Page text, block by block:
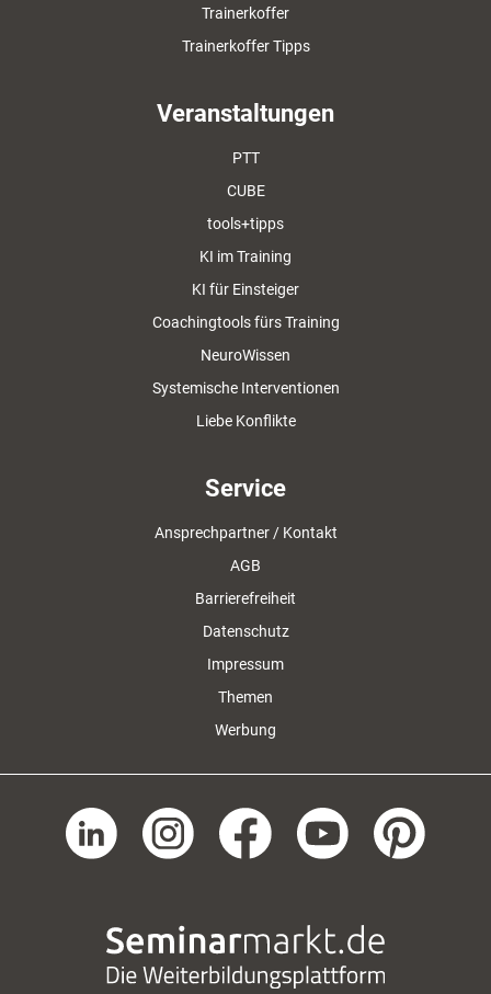
Trainerkoffer
Trainerkoffer Tipps
Veranstaltungen
PTT
CUBE
tools+tipps
KI im Training
KI für Einsteiger
Coachingtools fürs Training
NeuroWissen
Systemische Interventionen
Liebe Konflikte
Service
Ansprechpartner / Kontakt
AGB
Barrierefreiheit
Datenschutz
Impressum
Themen
Werbung